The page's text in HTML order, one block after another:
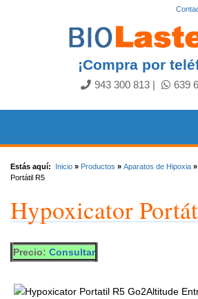
¡Compra por
943 300 813 639
Estás aquí: Inicio » Productos » Aparatos de Hipoxia »
Portátil R5
Hypoxicator
Precio: Consultar